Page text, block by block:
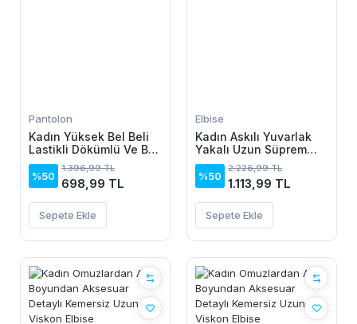
Pantolon
Kadın Yüksek Bel Beli
Lastikli Dökümlü Ve Beli
şeritli Pera Pantolon
%50
1.396,99 TL
698,99 TL
Sepete Ekle
Elbise
Kadın Askılı Yuvarlak
Yakalı Uzun Süprem
Elbise
%50
2.226,99 TL
1.113,99 TL
Sepete Ekle